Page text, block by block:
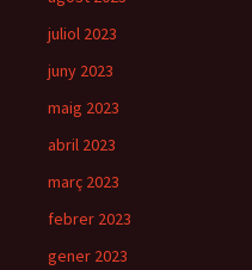
juliol 2023
juny 2023
maig 2023
abril 2023
març 2023
febrer 2023
gener 2023